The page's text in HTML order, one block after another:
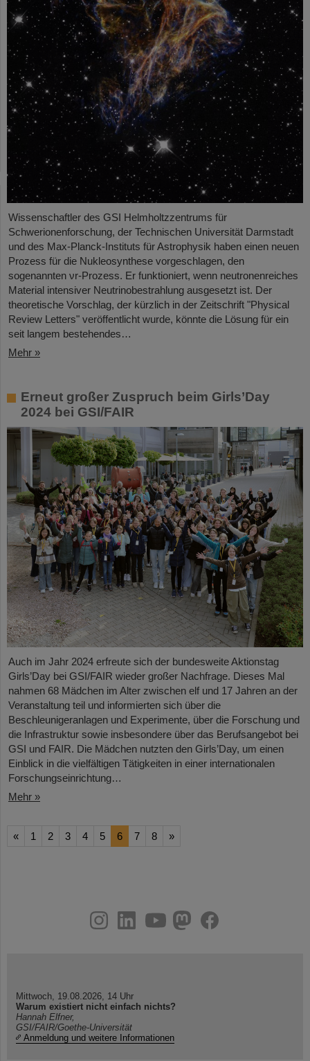
Wissenschaftler des GSI Helmholtzzentrums für
Schwerionenforschung, der Technischen Universität Darmstadt
und des Max-Planck-Instituts für Astrophysik haben einen neuen
Prozess für die Nukleosynthese vorgeschlagen, den
sogenannten νr-Prozess. Er funktioniert, wenn neutronenreiches
Material intensiver Neutrinobestrahlung ausgesetzt ist. Der
theoretische Vorschlag, der kürzlich in der Zeitschrift "Physical
Review Letters" veröffentlicht wurde, könnte die Lösung für ein
seit langem bestehendes…
Mehr »
Erneut großer Zuspruch beim Girls’Day
2024 bei GSI/FAIR
Auch im Jahr 2024 erfreute sich der bundesweite Aktionstag
Girls’Day bei GSI/FAIR wieder großer Nachfrage. Dieses Mal
nahmen 68 Mädchen im Alter zwischen elf und 17 Jahren an der
Veranstaltung teil und informierten sich über die
Beschleunigeranlagen und Experimente, über die Forschung und
die Infrastruktur sowie insbesondere über das Berufsangebot bei
GSI und FAIR. Die Mädchen nutzten den Girls’Day, um einen
Einblick in die vielfältigen Tätigkeiten in einer internationalen
Forschungseinrichtung…
Mehr »
« 1 2 3 4 5 6 7 8 »
youtube
helmholtz.social
facebook
Mittwoch, 19.08.2026, 14 Uhr
Warum existiert nicht einfach nichts?
Hannah Elfner,
GSI/FAIR/Goethe-Universität
Anmeldung und weitere Informationen